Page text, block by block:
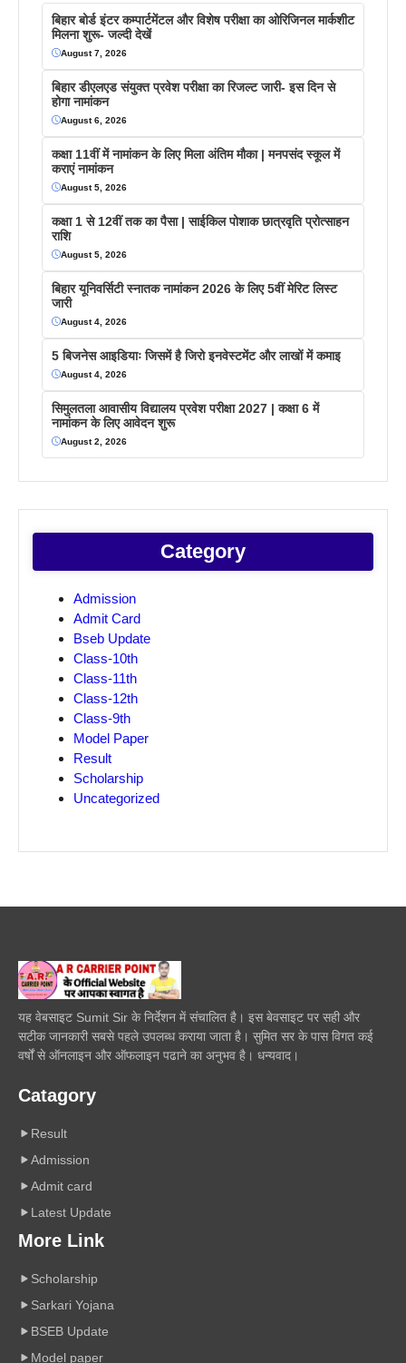
बिहार बोर्ड इंटर कम्पार्टमेंटल और विशेष परीक्षा का ओरिजिनल मार्कशीट
मिलना शुरू- जल्दी देखें
August 7, 2026
बिहार डीएलएड संयुक्त प्रवेश परीक्षा का रिजल्ट जारी- इस दिन से
होगा नामांकन
August 6, 2026
कक्षा 11वीं में नामांकन के लिए मिला अंतिम मौका | मनपसंद स्कूल में
कराएं नामांकन
August 5, 2026
कक्षा 1 से 12वीं तक का पैसा | साईकिल पोशाक छात्रवृति प्रोत्साहन
राशि
August 5, 2026
बिहार यूनिवर्सिटी स्नातक नामांकन 2026 के लिए 5वीं मेरिट लिस्ट
जारी
August 4, 2026
5 बिजनेस आइडियाः जिसमें है जिरो इनवेस्टमेंट और लाखों में कमाइ
August 4, 2026
सिमुलतला आवासीय विद्यालय प्रवेश परीक्षा 2027 | कक्षा 6 में
नामांकन के लिए आवेदन शुरू
August 2, 2026
Category
Admission
Admit Card
Bseb Update
Class-10th
Class-11th
Class-12th
Class-9th
Model Paper
Result
Scholarship
Uncategorized
यह वेबसाइट Sumit Sir के निर्देशन में संचालित है। इस बेवसाइट पर सही और
सटीक जानकारी सबसे पहले उपलब्ध कराया जाता है। सुमित सर के पास विगत कई
वर्षों से ऑनलाइन और ऑफलाइन पढाने का अनुभव है। धन्यवाद।
Catagory
Result
Admission
Admit card
Latest Update
More Link
Scholarship
Sarkari Yojana
BSEB Update
Model paper